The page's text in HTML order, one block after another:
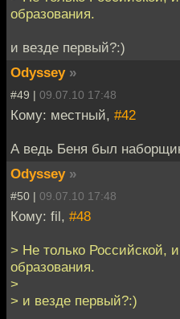
образования.
и везде первый?:)
Odyssey »
#49 | 09.07.10 17:48
Кому: местный, #42
А ведь Беня был
Odyssey »
#50 | 09.07.10 17:48
Кому: fil, #48
> Не только Российской,
образования.
>
> и везде первый?:)